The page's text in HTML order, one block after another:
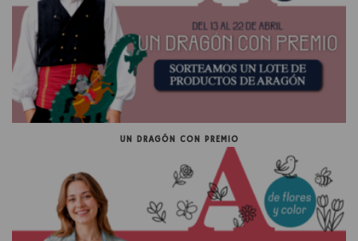
UN DRAGÓN CON PREMIO